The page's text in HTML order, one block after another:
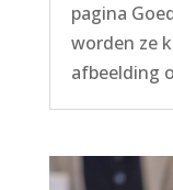
pagina
worden ze
afbeelding